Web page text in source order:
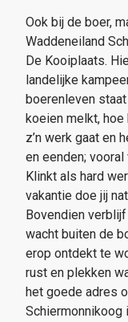
Ook bij de boer,
Waddeneiland
De Kooiplaats.
landelijke
boerenleven
koeien melkt,
z’n werk gaat en
en eenden;
Klinkt als hard
vakantie doe jij
Bovendien
wacht buiten de
erop ontdekt te
rust en plekken
het goede adres
Schiermonnikoog